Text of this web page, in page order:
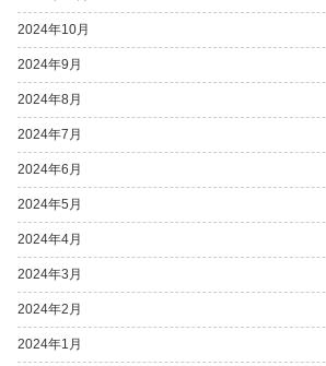
2024年10月
2024年9月
2024年8月
2024年7月
2024年6月
2024年5月
2024年4月
2024年3月
2024年2月
2024年1月